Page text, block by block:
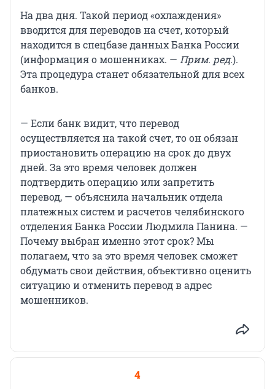
На два дня. Такой период «охлаждения»
вводится для переводов на счет, который
находится в спецбазе данных Банка России
(информация о мошенниках. — Прим. ред.).
Эта процедура станет обязательной для всех
банков.
— Если банк видит, что перевод
осуществляется на такой счет, то он обязан
приостановить операцию на срок до двух
дней. За это время человек должен
подтвердить операцию или запретить
перевод, — объяснила начальник отдела
платежных систем и расчетов челябинского
отделения Банка России Людмила Панина. —
Почему выбран именно этот срок? Мы
полагаем, что за это время человек сможет
обдумать свои действия, объективно оценить
ситуацию и отменить перевод в адрес
мошенников.
4